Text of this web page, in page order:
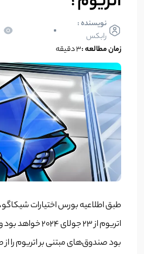
نویسنده :
رابکس
زمان مطالعه :۳ دقیقه
اتریوم از 23
بود صندوق‌های مبتنی بر اتریوم را